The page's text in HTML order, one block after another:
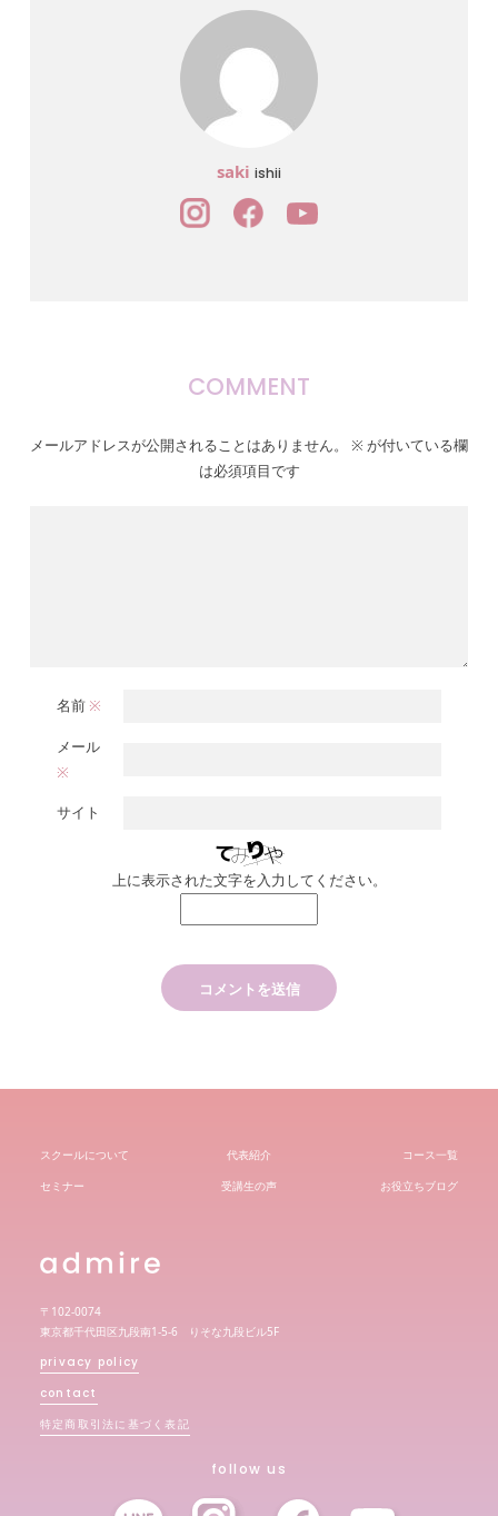
saki ishii
COMMENT
メールアドレスが公開されることはありません。 ※ が付いている欄
は必須項目です
名前 ※
メール
※
サイト
上に表示された文字を入力してください。
スクールについて 代表紹介
コース一覧
セミナー
受講生の声 お役立ちブログ
〒102-0074
東京都千代田区九段南1-5-6 りそな九段ビル5F
privacy policy
contact
特定商取引法に基づく表記
follow us